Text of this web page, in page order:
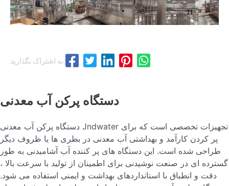
به اشتراک بگذارید:
دستگاه پرکن آب معدنی
دستگاه پرکن آب معدنی Jndwater تجهیزات تخصصی است که برای
پر کردن کارآمد و بهداشتی آب معدنی در بطری ها یا ظروف دیگر
طراحی شده است. این دستگاه های پر کننده آب آشامیدنی به طور
گسترده ای در صنعت نوشیدنی برای اطمینان از تولید با سرعت بالا ،
دقت و انطباق با استانداردهای بهداشت و ایمنی استفاده می شود.